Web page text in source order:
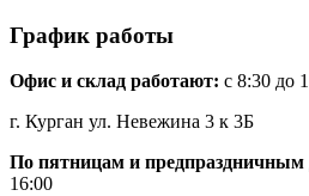
График работы
Офис и склад работают: с 8:30 до
г. Курган ул. Невежина 3 к 3Б
По пятницам и предпраздничным
16:00